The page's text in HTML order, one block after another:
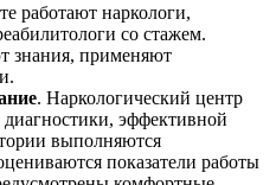
работают наркологи,
со стажем.
знания, применяют
. Наркологический центр
эффективной
выполняются
показатели работы